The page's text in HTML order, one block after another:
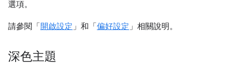
選項。
請參閱「 開啟設定」和「 偏好設定」相關說明。
深色主題